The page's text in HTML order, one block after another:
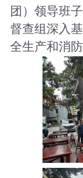
团）领导班
督查组深入
全生产和消